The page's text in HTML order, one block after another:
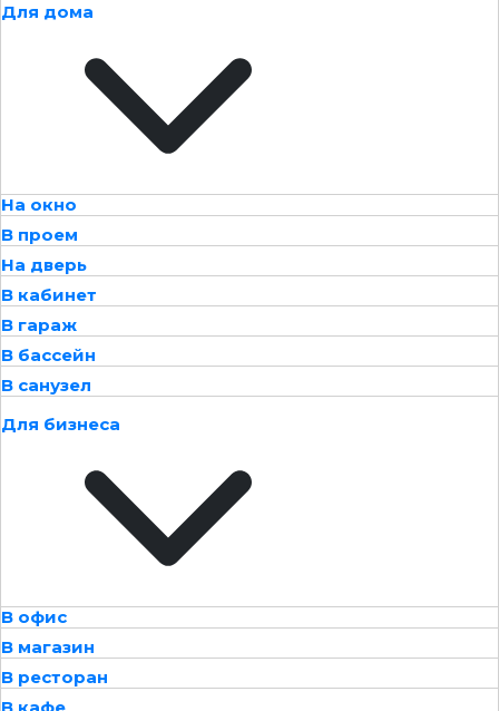
Для дома
На окно
В проем
На дверь
В кабинет
В гараж
В бассейн
В санузел
Для бизнеса
В офис
В магазин
В ресторан